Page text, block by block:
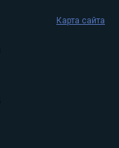
Карта сайта